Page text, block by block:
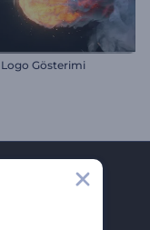
Gösterimi